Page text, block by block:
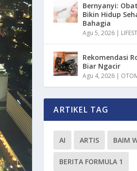
Bernyanyi:
Bikin Hidup
Bahagia
Agu 5, 2026 |
Rekomendasi
Biar Ngacir
Agu 4, 2026 |
ARTIKEL TAG
AI ARTIS BAIM
BERITA FORMULA 1